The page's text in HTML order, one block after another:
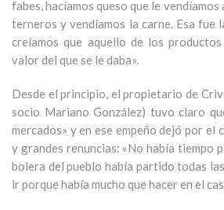
fabes, hacíamos queso que le vendíamos
terneros y vendíamos la carne. Esa fue
creíamos que aquello de los
valor del que se le daba».
Desde el principio, el propietario de
socio Mariano González) tuvo claro
mercados» y en ese empeño dejó por el
y grandes renuncias: «No había tiempo
bolera del pueblo había partido todas
ir porque había mucho que hacer en el